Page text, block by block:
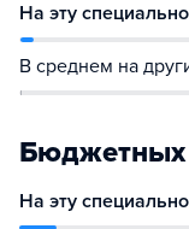
На эту
В среднем на
Бюджетных
На эту